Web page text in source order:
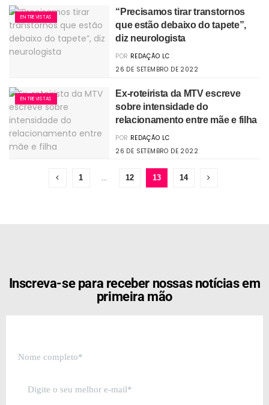
ENTREVISTAS
“Precisamos tirar transtornos
que estão debaixo do tapete”,
diz neurologista
POR REDAÇÃO LC
26 DE SETEMBRO DE 2022
ENTREVISTAS
Ex-roteirista da MTV escreve
sobre intensidade do
relacionamento entre mãe e filha
POR REDAÇÃO LC
26 DE SETEMBRO DE 2022
1 … 12 13 14
Inscreva-se para receber nossas notícias em
primeira mão